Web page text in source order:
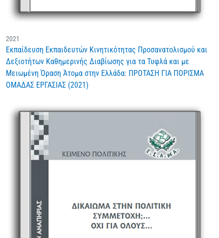
2021
Εκπαίδευση Εκπαιδευτών Κινητικότητας Προσανατολισμού και
Δεξιοτήτων Καθημερινής Διαβίωσης για τα Τυφλά και με
Μειωμένη Όραση Άτομα στην Ελλάδα: ΠΡΟΤΑΣΗ ΓΙΑ ΠΟΡΙΣΜΑ
ΟΜΑΔΑΣ ΕΡΓΑΣΙΑΣ (2021)